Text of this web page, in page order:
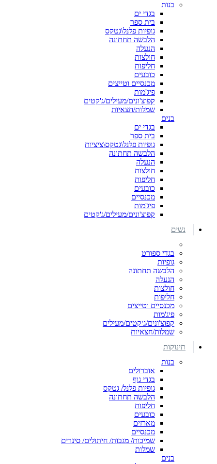
בנות
בגדי ים
בית ספר
גופיות פלנל\גטקס
הלבשה תחתונה
הנעלה
חולצות
חליפות
כובעים
מכנסיים וטייצים
פיג'מות
קפוצ'ונים/מעילים/ג'קטים
שמלות/חצאיות
בנים
בגדי ים
בית ספר
גופיות פלנל\גטקס\ציציות
הלבשה תחתונה
הנעלה
חולצות
חליפות
כובעים
מכנסיים
פיג'מות
קפוצ'ונים/מעילים/ג'קטים
נשים
בגדי ספורט
גופיות
הלבשה תחתונה
הנעלה
חולצות
חליפות
מכנסיים וטייצים
פיג'מות
קפוצ'ונים/ג׳קטים/מעילים
שמלות/חצאיות
תינוקות
בנות
אוברולים
בגדי גוף
גופיות פלנל/ גטקס
הלבשה תחתונה
חליפות
כובעים
מארזים
מכנסיים
שמיכות/ מגבות/ חיתולים/ סינרים
שמלות
בנים